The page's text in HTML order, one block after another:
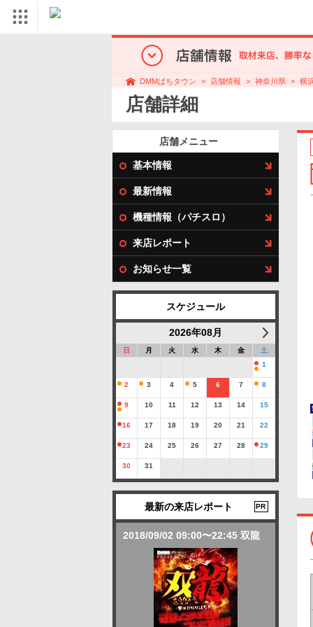
DMMぱちタウン 店舗情報 神奈川県 横
店舗詳細
店舗メニュー
基本情報
最新情報
機種情報（パチスロ）
来店レポート
お知らせ一覧
スケジュール
2026年08月
日 月 火 水 木 金
土
1
2 3 4 5 6 7 8
9 10 11 12 13 14 15
16 17 18 19 20 21 22
23 24 25 26 27 28 29
30 31
最新の来店レポート PR
2018/09/02 09:00〜22:45 双龍